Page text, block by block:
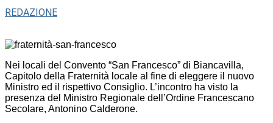
REDAZIONE
Nei locali del Convento “San Francesco” di Biancavilla,
Capitolo della Fraternità locale al fine di eleggere il nuovo
Ministro ed il rispettivo Consiglio. L’incontro ha visto la
presenza del Ministro Regionale dell’Ordine Francescano
Secolare, Antonino Calderone.